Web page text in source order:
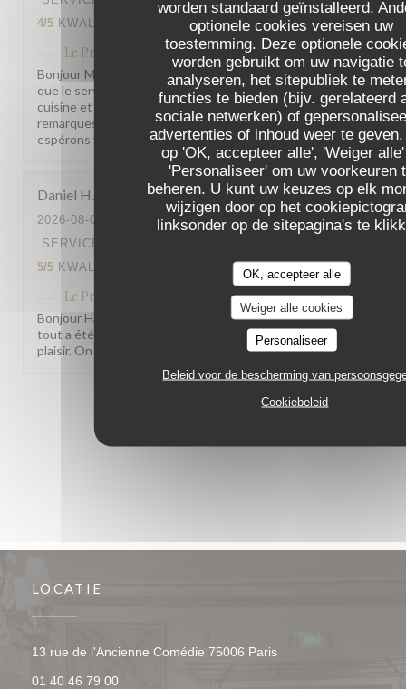
worden standaard geïnstalleerd.
optionele cookies vereisen uw
toestemming. Deze optionele
worden gebruikt om uw navigatie
analyseren, het sitepubliek te
functies te bieden (bijv. gerelateerd
sociale netwerken) of
advertenties of inhoud weer te
op 'OK, accepteer alle', 'Weiger
'Personaliseer' om uw voorkeuren
beheren. U kunt uw keuzes op elk
wijzigen door op het
linksonder op de sitepagina's te
OK, accepteer alle
Weiger alle cookies
Personaliseer
Beleid voor de bescherming van
Cookiebeleid
4/5 KWALITEIT / PRIJS : 4/5
Le Procope heeft op deze beoordeling gereageerd
Bonjour Mireille, Merci pour ce retour ! Nous sommes ravis
que le service et l'ambiance vous aient plu. Concernant la
cuisine et le rapport qualité/prix, nous notons vos
remarques et allons y travailler sérieusement. Nous
espérons vous revoir bientôt. L'équipe du Procope
Daniel H
2026-08-04
- 18:00 - GASTEN 2
SERVICE
5/5 KWALITEIT / PRIJS
Le Procope heeft op deze beoordeling gereageerd
Bonjour Haxton, Merci pour ce beau retour ! Savoir que
tout a été à la hauteur de vos attentes nous fait vraiment
plaisir. On espère vous revoir bientôt ! L'équipe du Procope
LOCATIE
13 rue de l'Ancienne Comédie 75006 Paris((opent in een nieuw
01 40 46 79 00